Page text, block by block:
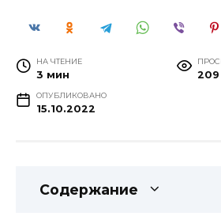
НА ЧТЕНИЕ
3 мин 209
ОПУБЛИКОВАНО
15.10.2022
Содержание